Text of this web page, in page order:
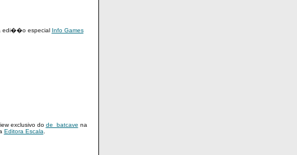
edi��o especial Info Games
exclusivo do de_batcave na
Editora Escala